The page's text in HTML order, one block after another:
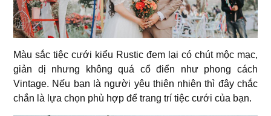
Màu sắc tiệc cưới kiểu Rustic đem lại có chút mộc mạc,
giản dị nhưng không quá cổ điển như phong cách
Vintage. Nếu bạn là người yêu thiên nhiên thì đây chắc
chắn là lựa chọn phù hợp để trang trí tiệc cưới của bạn.